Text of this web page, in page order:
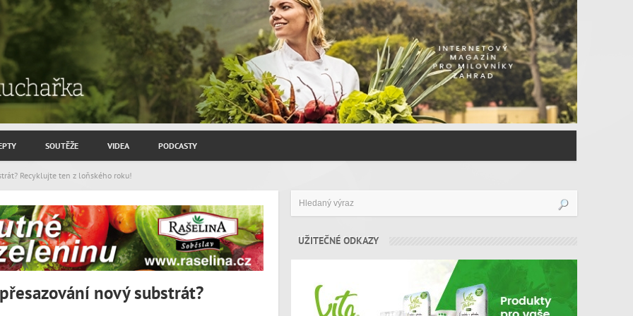
SOUTĚŽE VIDEA PODCASTY
ZAJÍMAVÍ HOSTÉ
Recyklujte ten z loňského roku!
nový substrát?
UŽITEČNÉ ODKAZY